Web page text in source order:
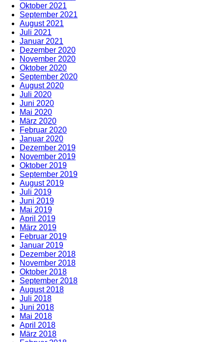
Oktober 2021
September 2021
August 2021
Juli 2021
Januar 2021
Dezember 2020
November 2020
Oktober 2020
September 2020
August 2020
Juli 2020
Juni 2020
Mai 2020
März 2020
Februar 2020
Januar 2020
Dezember 2019
November 2019
Oktober 2019
September 2019
August 2019
Juli 2019
Juni 2019
Mai 2019
April 2019
März 2019
Februar 2019
Januar 2019
Dezember 2018
November 2018
Oktober 2018
September 2018
August 2018
Juli 2018
Juni 2018
Mai 2018
April 2018
März 2018